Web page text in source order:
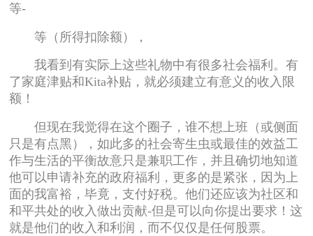
等-
等（所得扣除额），
我看到有实际上这些礼物中有很多社会福利。有
了家庭津贴和Kita补贴，就必须建立有意义的收入限
额！
但现在我觉得在这个圈子，谁不想上班（或侧面
只是有点黑），如此多的社会寄生虫或最佳的效益工
作与生活的平衡故意只是兼职工作，并且确切地知道
他可以申请补充的政府福利，更多的是紧张，因为上
面的我富裕，毕竟，支付好税。他们还应该为社区和
和平共处的收入做出贡献-但是可以向你提出要求！这
就是他们的收入和利润，而不仅仅是任何股票。